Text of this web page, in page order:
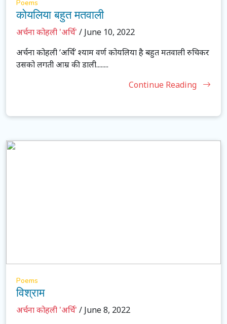
Poems
कोयलिया बहुत मतवाली
अर्चना कोहली 'अर्चि' / June 10, 2022
अर्चना कोहली ‘अर्चि’ श्याम वर्ण कोयलिया है बहुत मतवाली रुचिकर
उसको लगती आम्र की डाली........
Continue Reading
Poems
विश्राम
अर्चना कोहली 'अर्चि' / June 8, 2022